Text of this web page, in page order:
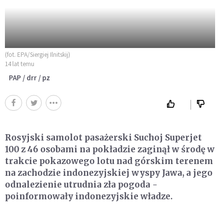
(fot. EPA/Siergiej Ilnitskij)
14 lat temu
PAP / drr / pz
Rosyjski samolot pasażerski Suchoj Superjet
100 z 46 osobami na pokładzie zaginął w środę w
trakcie pokazowego lotu nad górskim terenem
na zachodzie indonezyjskiej wyspy Jawa, a jego
odnalezienie utrudnia zła pogoda -
poinformowały indonezyjskie władze.